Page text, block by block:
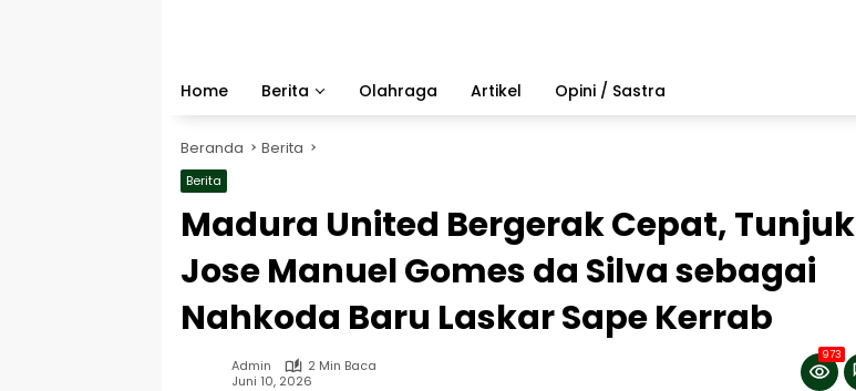
Home
Berita Olahraga Artikel Opini / Sastra
Beranda Berita
Berita
Madura United Bergerak Cepat, Tunjuk
Jose Manuel Gomes da Silva sebagai
Nahkoda Baru Laskar Sape Kerrab
Admin
2 Min Baca
Juni 10, 2026
973